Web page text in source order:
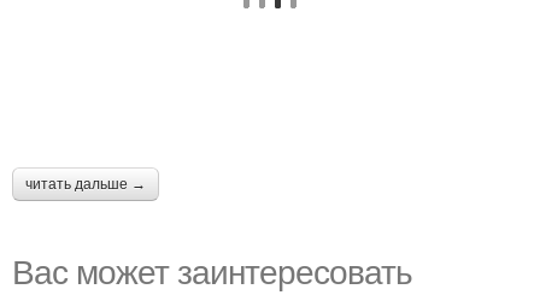
читать дальше →
Вас может заинтересовать